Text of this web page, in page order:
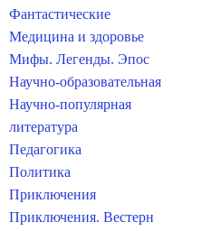
Фантастические
Медицина и здоровье
Мифы. Легенды. Эпос
Научно-образовательная
Научно-популярная
литература
Педагогика
Политика
Приключения
Приключения. Вестерн